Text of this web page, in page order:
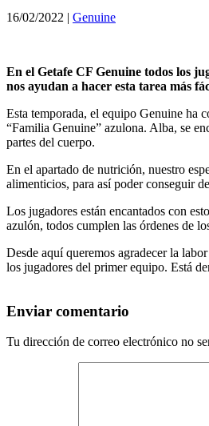
16/02/2022 | Genuine
En el Getafe CF Genuine todos los
nos ayudan a hacer esta tarea más
Esta temporada, el equipo Genuine ha
“Familia Genuine” azulona. Alba, se
partes del cuerpo.
En el apartado de nutrición, nuestro
alimenticios, para así poder conseguir
Los jugadores están encantados con
azulón, todos cumplen las órdenes de
Desde aquí queremos agradecer la
los jugadores del primer equipo. Está
Enviar comentario
Tu dirección de correo electrónico no